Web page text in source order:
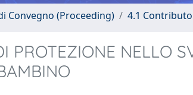
Convegno (Proceeding) 4.1
PROTEZIONE NELLO